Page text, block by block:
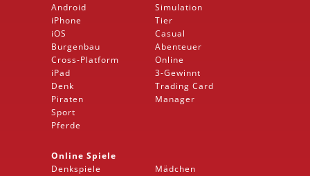
Android
iPhone
iOS
Burgenbau
Cross-Platform
iPad
Denk
Piraten
Sport
Pferde
Simulation
Tier
Casual
Abenteuer
Online
3-Gewinnt
Trading Card
Manager
Online Spiele
Denkspiele
Mädchen